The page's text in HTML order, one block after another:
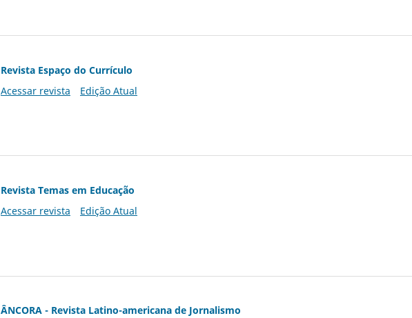
Revista Espaço do Currículo
Acessar revista
Edição Atual
Revista Temas em Educação
Acessar revista
Edição Atual
ÂNCORA - Revista Latino-americana de Jornalismo